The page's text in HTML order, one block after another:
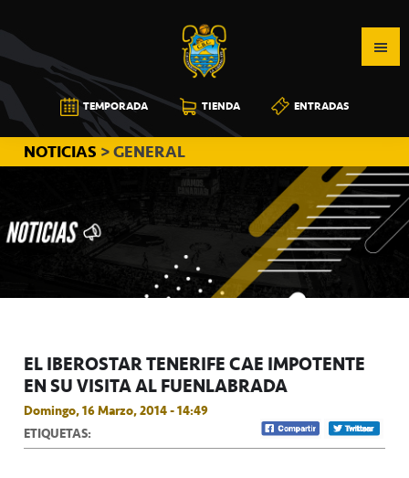
a
la
navegación
principal
al
contenido
principal
a
la
barra
lateral
principal
CB
CANARIAS
TEMPORADA TIENDA ENTRADAS
NOTICIAS > GENERAL
EL IBEROSTAR TENERIFE CAE IMPOTENTE
EN SU VISITA AL FUENLABRADA
Domingo, 16 Marzo, 2014 - 14:49
ETIQUETAS: